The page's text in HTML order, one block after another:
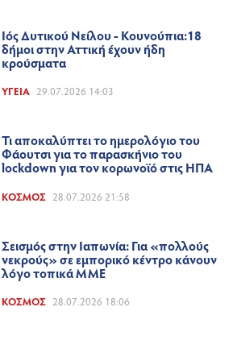
Ιός Δυτικού Νείλου - Κουνούπια:18
δήμοι στην Αττική έχουν ήδη
κρούσματα
ΥΓΕΊΑ 29.07.2026 14:03
Τι αποκαλύπτει το ημερολόγιο του
Φάουτσι για το παρασκήνιο του
lockdown για τον κορωνοϊό στις ΗΠΑ
ΚΌΣΜΟΣ 28.07.2026 21:58
Σεισμός στην Ιαπωνία: Για «πολλούς
νεκρούς» σε εμπορικό κέντρο κάνουν
λόγο τοπικά ΜΜΕ
ΚΌΣΜΟΣ 28.07.2026 18:06